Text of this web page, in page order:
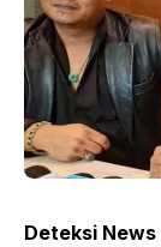
Deteksi News